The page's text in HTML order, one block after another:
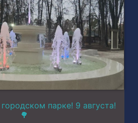
парке! 9 августа!
🌳